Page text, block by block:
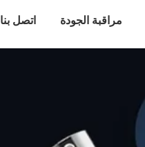
مراقبة الجودة اتصل بنا